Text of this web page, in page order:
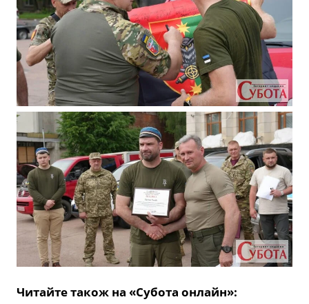
Читайте також на «Субота онлайн»: